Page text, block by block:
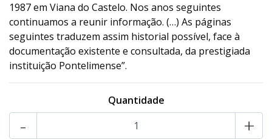
1987 em Viana do Castelo. Nos anos seguintes
continuamos a reunir informação. (…) As páginas
seguintes traduzem assim historial possível, face à
documentação existente e consultada, da prestigiada
instituição Pontelimense”.
Quantidade
+
-